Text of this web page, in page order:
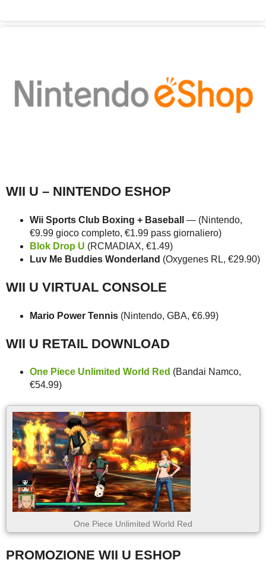
WII U – NINTENDO ESHOP
Wii Sports Club Boxing + Baseball
— (Nintendo,
€9.99 gioco completo, €1.99 pass giornaliero)
Blok Drop U (RCMADIAX, €1.49)
Luv Me Buddies Wonderland (Oxygenes RL, €29.90)
WII U VIRTUAL CONSOLE
Mario Power Tennis (Nintendo, GBA, €6.99)
WII U RETAIL DOWNLOAD
One Piece Unlimited World Red (Bandai Namco,
€54.99)
One Piece Unlimited World Red
PROMOZIONE WII U ESHOP